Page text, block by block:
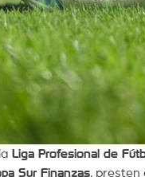
Liga Profesional de
Sur Finanzas, presten